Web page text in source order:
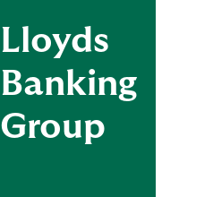
Lloyds
Banking
Group